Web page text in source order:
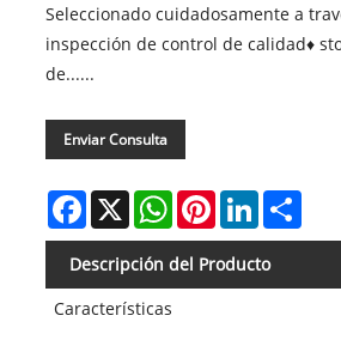
Seleccionado cuidadosamente a
inspección de control de calidad♦
de......
Enviar Consulta
Facebook
X WhatsAppPinterestLinkedInShare
Descripción del Producto
Características